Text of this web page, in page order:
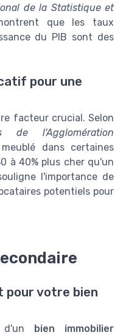
de la Statistique et
que les taux
du PIB sont des
pour une
facteur crucial. Selon
de l'Agglomération
dans certaines
à 40% plus cher qu'un
l'importance de
potentiels pour
pour votre bien
d'un bien immobilier